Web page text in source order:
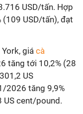
USD/tấn. Hợp
USD/tấn), đạt
giá cà
tăng tới 10,2% (28
US
2026 tăng 9,9%
US cent/pound.